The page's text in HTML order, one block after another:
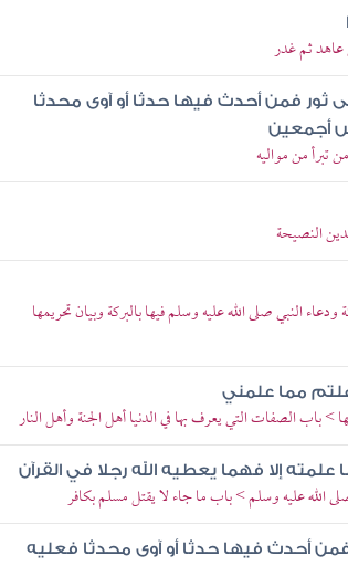
ثم غدر
ثور فمن أحدث فيها حدثا أو آوى محدثا
أجمعين
من مواليه
النصيحة
النبي صلى الله عليه وسلم فيها بالبركة وبيان تحريمها
مما علمني
الصفات التي يعرف بها في الدنيا أهل الجنة وأهل النار
علمته إلا فهما يعطيه الله رجلا في القرآن
عليه وسلم > باب ما جاء لا يقتل مسلم بكافر
فمن أحدث فيها حدثا أو آوى محدثا فعليه